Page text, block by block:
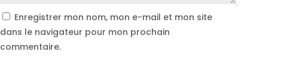
Enregistrer mon nom, mon e-mail et mon site
dans le navigateur pour mon prochain
commentaire.